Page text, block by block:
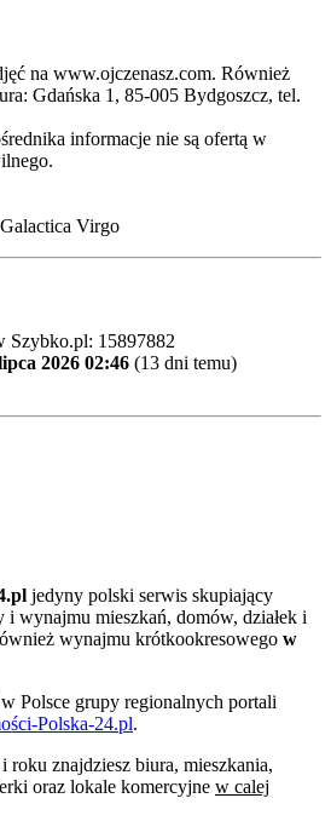
na www.ojczenasz.com. Również
Gdańska 1, 85-005 Bydgoszcz‎, tel.
informacje nie są ofertą w
Virgo
Szybko.pl: 15897882
2026 02:46 (13 dni temu)
jedyny polski serwis skupiający
i wynajmu mieszkań, domów, działek i
wynajmu krótkookresowego w
Polsce grupy regionalnych portali
Polska-24.pl.
roku znajdziesz biura, mieszkania,
oraz lokale komercyjne w calej